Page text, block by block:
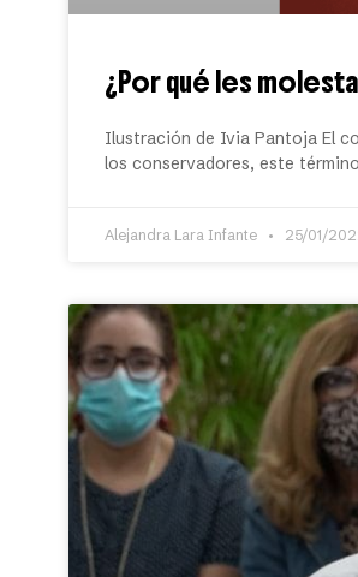
¿Por qué les
Ilustración de Ivia Pantoja El
los conservadores, este
Alejandra Lara Infante 25/01/